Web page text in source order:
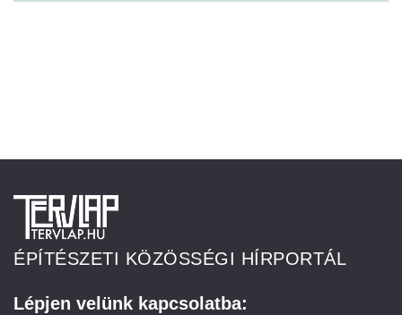
ÉPÍTÉSZETI KÖZÖSSÉGI HÍRPORTÁL
Lépjen velünk kapcsolatba: